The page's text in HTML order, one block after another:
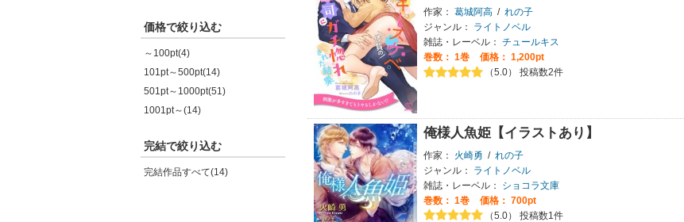
価格で絞り込む
～100pt(4)
101pt～500pt(14)
501pt～1000pt(51)
1001pt～(14)
完結で絞り込む
完結作品すべて(14)
作家： 葛城阿高 / れの子
ジャンル：
ライトノベル
雑誌・レーベル： チュールキス
巻数： 1巻
価格： 1,200pt
（5.0） 投稿数2件
俺様人魚姫【イラストあり】
作家： 火崎勇 / れの子
ジャンル：
ライトノベル
雑誌・レーベル：
ショコラ文庫
巻数： 1巻
価格： 700pt
（5.0） 投稿数1件